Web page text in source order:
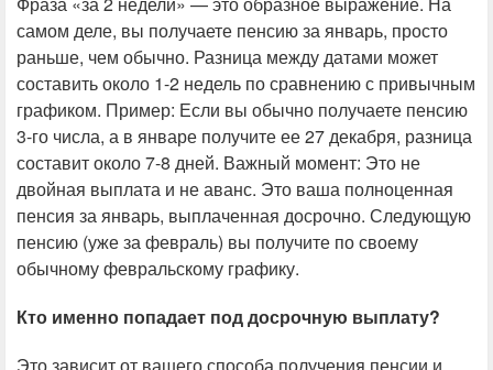
самом деле, вы получаете пенсию за январь, просто
раньше, чем обычно. Разница между датами может
составить около 1-2 недель по сравнению с привычным
графиком. Пример: Если вы обычно получаете пенсию
3-го числа, а в январе получите ее 27 декабря, разница
составит около 7-8 дней. Важный момент: Это не
двойная выплата и не аванс. Это ваша полноценная
пенсия за январь, выплаченная досрочно. Следующую
пенсию (уже за февраль) вы получите по своему
обычному февральскому графику.
Кто именно попадает под досрочную выплату?